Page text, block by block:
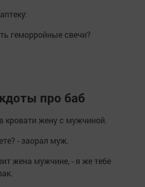
геморройные свечи?
про баб
кровати жену с мужчиной.
- заорал муж.
жена мужчине, - я же тебе